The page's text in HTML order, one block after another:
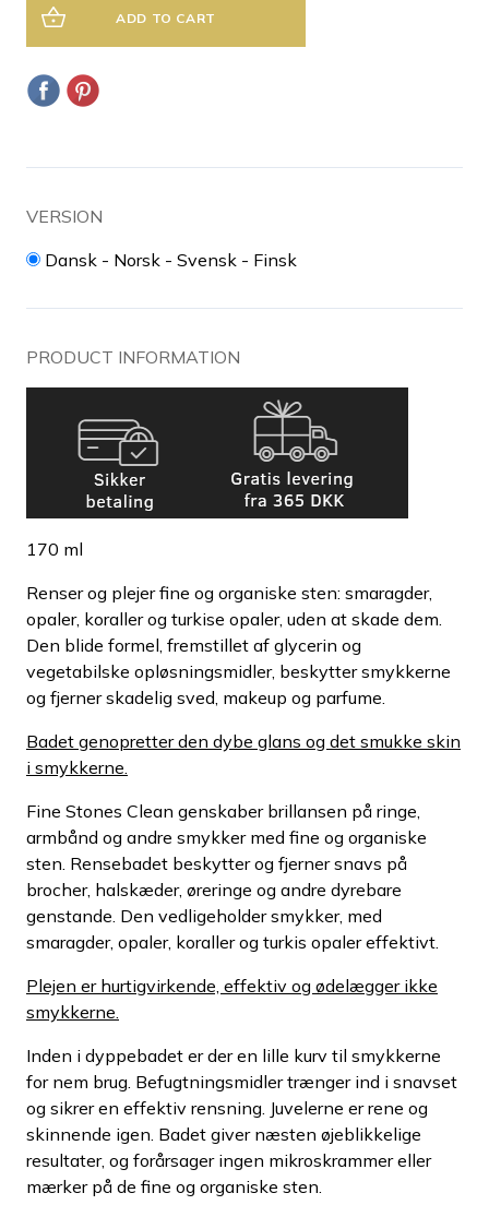
ADD TO CART
VERSION
Dansk - Norsk - Svensk - Finsk
PRODUCT INFORMATION
170 ml
Renser og plejer fine og organiske sten: smaragder,
opaler, koraller og turkise opaler, uden at skade dem.
Den blide formel, fremstillet af glycerin og
vegetabilske opløsningsmidler, beskytter smykkerne
og fjerner skadelig sved, makeup og parfume.
Badet genopretter den dybe glans og det smukke skin
i smykkerne.
Fine Stones Clean genskaber brillansen på ringe,
armbånd og andre smykker med fine og organiske
sten. Rensebadet beskytter og fjerner snavs på
brocher, halskæder, øreringe og andre dyrebare
genstande. Den vedligeholder smykker, med
smaragder, opaler, koraller og turkis opaler effektivt.
Plejen er hurtigvirkende, effektiv og ødelægger ikke
smykkerne.
Inden i dyppebadet er der en lille kurv til smykkerne
for nem brug. Befugtningsmidler trænger ind i snavset
og sikrer en effektiv rensning. Juvelerne er rene og
skinnende igen. Badet giver næsten øjeblikkelige
resultater, og forårsager ingen mikroskrammer eller
mærker på de fine og organiske sten.